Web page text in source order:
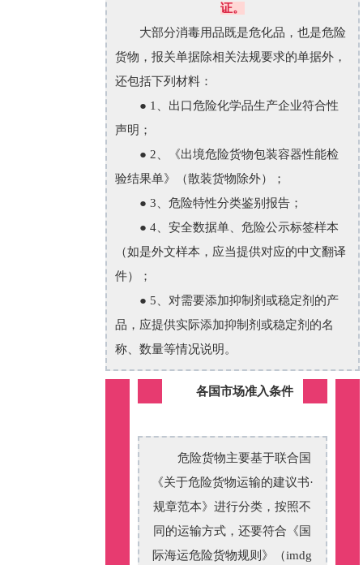
证。
大部分消毒用品既是危化品，也是危险
货物，报关单据除相关法规要求的单据外，
还包括下列材料：
● 1、出口危险化学品生产企业符合性
声明；
● 2、《出境危险货物包装容器性能检
验结果单》（散装货物除外）；
● 3、危险特性分类鉴别报告；
● 4、安全数据单、危险公示标签样本
（如是外文样本，应当提供对应的中文翻译
件）；
● 5、对需要添加抑制剂或稳定剂的产
品，应提供实际添加抑制剂或稳定剂的名
称、数量等情况说明 。
各国市场准入条件
危险货物主要基于联合国
《关于危险货物运输的建议书·
规章范本》进行分类，按照不
同的运输方式，还要符合《国
际海运危险货物规则》（imdg